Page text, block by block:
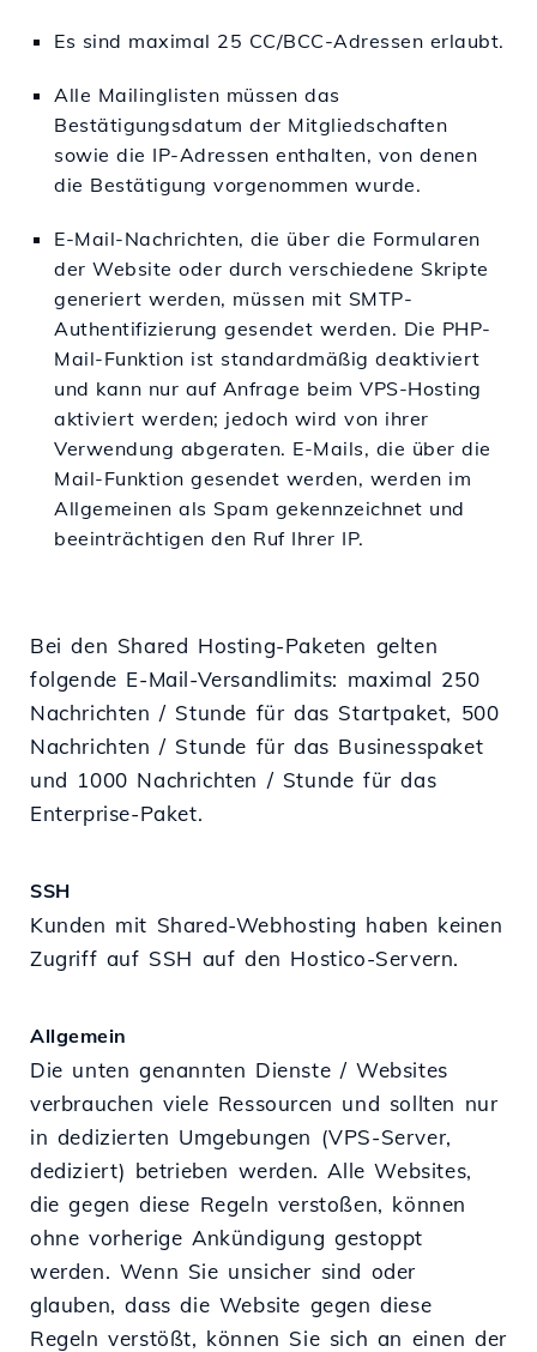
Es sind maximal 25 CC/BCC-Adressen erlaubt.
Alle Mailinglisten müssen das
Bestätigungsdatum der Mitgliedschaften
sowie die IP-Adressen enthalten, von denen
die Bestätigung vorgenommen wurde.
E-Mail-Nachrichten, die über die Formularen
der Website oder durch verschiedene Skripte
generiert werden, müssen mit SMTP-
Authentifizierung gesendet werden. Die PHP-
Mail-Funktion ist standardmäßig deaktiviert
und kann nur auf Anfrage beim VPS-Hosting
aktiviert werden; jedoch wird von ihrer
Verwendung abgeraten. E-Mails, die über die
Mail-Funktion gesendet werden, werden im
Allgemeinen als Spam gekennzeichnet und
beeinträchtigen den Ruf Ihrer IP.
Bei den Shared Hosting-Paketen gelten
folgende E-Mail-Versandlimits: maximal 250
Nachrichten / Stunde für das Startpaket, 500
Nachrichten / Stunde für das Businesspaket
und 1000 Nachrichten / Stunde für das
Enterprise-Paket.
SSH
Kunden mit Shared-Webhosting haben keinen
Zugriff auf SSH auf den Hostico-Servern.
Allgemein
Die unten genannten Dienste / Websites
verbrauchen viele Ressourcen und sollten nur
in dedizierten Umgebungen (VPS-Server,
dediziert) betrieben werden. Alle Websites,
die gegen diese Regeln verstoßen, können
ohne vorherige Ankündigung gestoppt
werden. Wenn Sie unsicher sind oder
glauben, dass die Website gegen diese
Regeln verstößt, können Sie sich an einen der